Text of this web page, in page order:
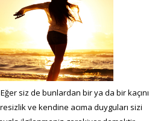
siz de bunlardan bir ya da bir kaçını
ve kendine acıma duyguları sizi